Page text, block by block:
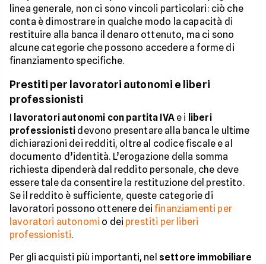
linea generale, non ci sono vincoli particolari: ciò che
conta è dimostrare in qualche modo la capacità di
restituire alla banca il denaro ottenuto, ma ci sono
alcune categorie che possono accedere a forme di
finanziamento specifiche.
Prestiti per lavoratori autonomi e liberi
professionisti
I lavoratori autonomi con partita IVAe i liberi
professionisti devono presentare alla banca le ultime
dichiarazioni dei redditi, oltre al codice fiscale e al
documento d’identità. L’erogazione della somma
richiesta dipenderà dal reddito personale, che deve
essere tale da consentire la restituzione del prestito.
Se il reddito è sufficiente, queste categorie di
lavoratori possono ottenere deifinanziamenti per
lavoratori autonomi o dei prestiti per liberi
professionisti.
Per gli acquisti più importanti, nel settore immobiliare